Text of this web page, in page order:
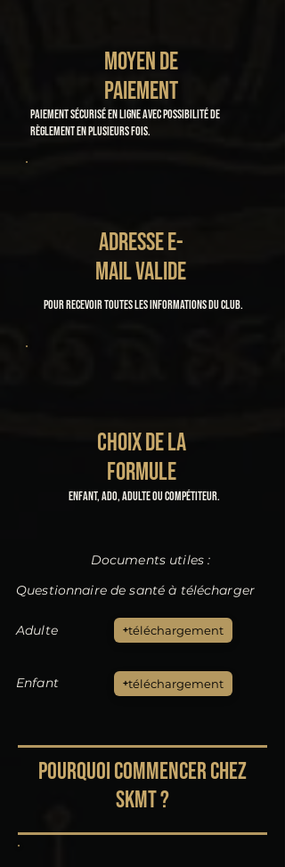
MOYEN DE
PAIEMENT
Paiement sécurisé en ligne avec possibilité de
règlement en plusieurs fois.
ADRESSE E-
MAIL VALIDE
Pour recevoir toutes les informations du club.
CHOIX DE LA
FORMULE
Enfant, ado, adulte ou compétiteur.
Documents utiles :
Questionnaire de santé à télécharger
Adulte téléchargement
Enfant téléchargement
POURQUOI COMMENCER CHEZ
SKMT ?